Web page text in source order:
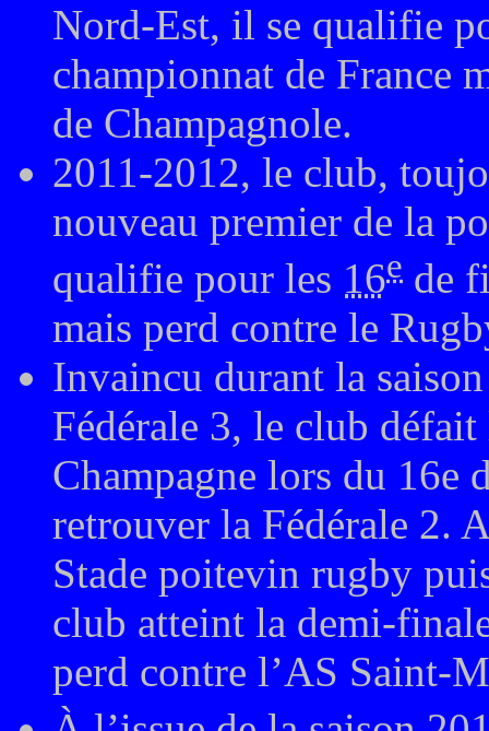
Nord-Est, il se qualifie
championnat de France
de Champagnole.
2011-2012, le club,
nouveau premier de la
qualifie pour les 16e de
mais perd contre le
Invaincu durant la
Fédérale 3, le club
Champagne lors du 16e
retrouver la Fédérale 2.
Stade poitevin rugby
club atteint la demi-
perd contre l’AS Saint-